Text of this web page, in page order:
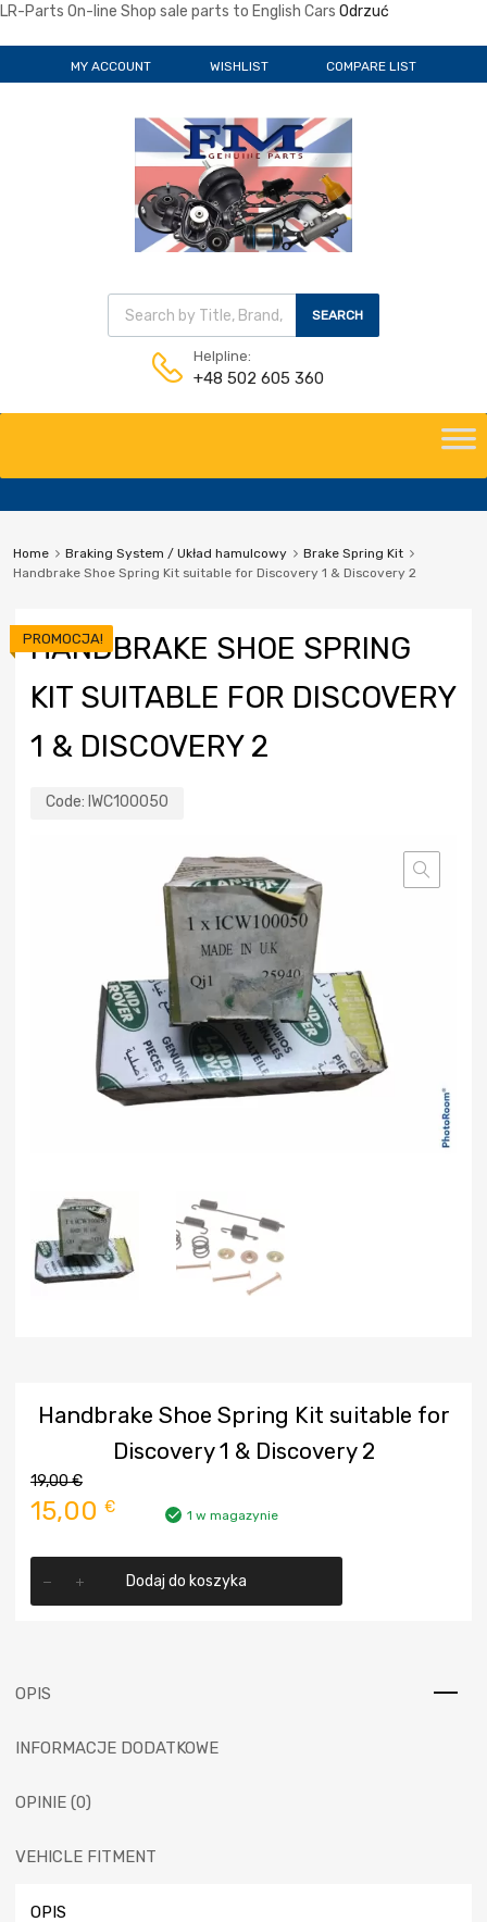
LR-Parts On-line Shop sale parts to English Cars Odrzuć
MY ACCOUNT WISHLIST COMPARE LIST
Wyszukiwarka produktów
SEARCH
Helpline:
+48 502 605 360
content
Home Braking System / Układ hamulcowy
Brake Spring Kit
Handbrake Shoe Spring Kit suitable for Discovery 1 & Discovery 2
HANDBRAKE SHOE SPRING
KIT SUITABLE FOR DISCOVERY
1 & DISCOVERY 2
Code: IWC100050
PROMOCJA!
Handbrake Shoe Spring Kit suitable for
Discovery 1 & Discovery 2
19,00€
Pierwotna
wynosiła:
15,00 €Aktualna
wynosi:
1 w magazynie
Handbrake
1
Discovery
Dodaj do koszyka
OPIS
INFORMACJE DODATKOWE
OPINIE (0)
VEHICLE FITMENT
OPIS